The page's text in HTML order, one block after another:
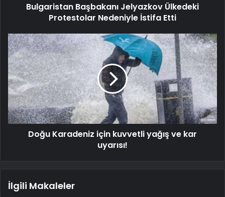
Bulgaristan Başbakanı Jelyazkov Ülkedeki
Protestolar Nedeniyle İstifa Etti
Doğu Karadeniz için kuvvetli yağış ve kar
uyarısı!
İlgili Makaleler